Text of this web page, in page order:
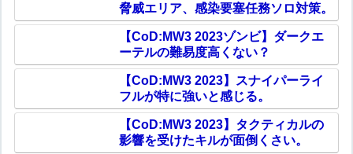
脅威エリア、感染要塞任務ソロ対策。
【CoD:MW3 2023ゾンビ】ダークエ
ーテルの難易度高くない？
【CoD:MW3 2023】スナイパーライ
フルが特に強いと感じる。
【CoD:MW3 2023】タクティカルの
影響を受けたキルが面倒くさい。